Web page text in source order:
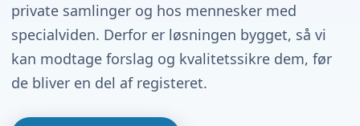
private samlinger og hos mennesker med
specialviden. Derfor er løsningen bygget, så vi
kan modtage forslag og kvalitetssikre dem, før
de bliver en del af registeret.